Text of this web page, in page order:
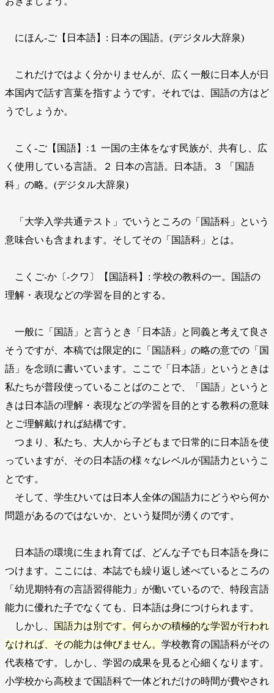
にほん‐ご【日本語】: 日本の国語。(デジタル大辞泉)
これだけではよく分かりませんが、広く一般に日本人が日
本国内で話す言葉を指すようです。それでは、国語の方はど
うでしょうか。
こく‐ご【国語】:１ 一国の主体をなす民族が、共有し、広
く使用している言語。２ 日本の言語。日本語。３ 「国語
科」の略。(デジタル大辞泉)
「大学入学共通テスト」でいうところの「国語科」という
意味合いも含まれます。そしてその「国語科」とは。
こくご‐か〔‐クワ〕【国語科】: 学校の教科の一。国語の
理解・表現などの学習を目的とする。
一般に「国語」と言うとき「日本語」と同義と考えて良さ
そうですが、本稿では限定的に「国語科」の略の意での「国
語」を念頭に書いています。ここで「日本語」というときは
私たちが普段使っていることばのことで、「国語」というと
きは日本語の理解・表現などの学習を目的とする教科の意味
とご理解戴ければ結構です。
つまり、私たち、大人から子どもまで日常的に日本語を使
っていますが、その日本語の様々なレベルが国語力というこ
とです。
そして、学生ひいては日本人全体の国語力にどうやら何か
問題があるのではないか、という疑問が湧くのです。
日本語の環境に生まれ育てば、どんな子でも日本語を身に
つけます。ここには、本誌でも繰り返し述べているところの
「幼児期特有の言語習得能力」が働いているので、特段言語
能力に優れた子でなくても、日本語は身につけられます。
しかし、
国語力は別です。何らかの積極的な学習が行われ
なければ、その能力は伸びません。 学校教育の国語科がその
代表格です。しかし、学習の成果を見ると心細くなります。
小学校から高校まで国語科で一体どれだけの時間が費やされ